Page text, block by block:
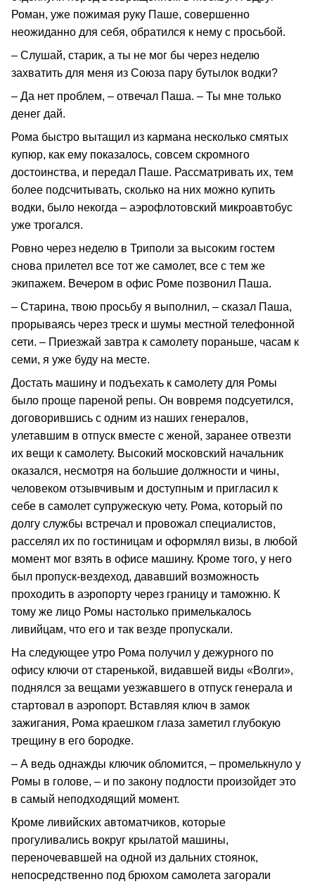
Роман, уже пожимая руку Паше, совершенно
неожиданно для себя, обратился к нему с просьбой.
– Слушай, старик, а ты не мог бы через неделю
захватить для меня из Союза пару бутылок водки?
– Да нет проблем, – отвечал Паша. – Ты мне только
денег дай.
Рома быстро вытащил из кармана несколько смятых
купюр, как ему показалось, совсем скромного
достоинства, и передал Паше. Рассматривать их, тем
более подсчитывать, сколько на них можно купить
водки, было некогда – аэрофлотовский микроавтобус
уже трогался.
Ровно через неделю в Триполи за высоким гостем
снова прилетел все тот же самолет, все с тем же
экипажем. Вечером в офис Роме позвонил Паша.
– Старина, твою просьбу я выполнил, – сказал Паша,
прорываясь через треск и шумы местной телефонной
сети. – Приезжай завтра к самолету пораньше, часам к
семи, я уже буду на месте.
Достать машину и подъехать к самолету для Ромы
было проще пареной репы. Он вовремя подсуетился,
договорившись с одним из наших генералов,
улетавшим в отпуск вместе с женой, заранее отвезти
их вещи к самолету. Высокий московский начальник
оказался, несмотря на большие должности и чины,
человеком отзывчивым и доступным и пригласил к
себе в самолет супружескую чету. Рома, который по
долгу службы встречал и провожал специалистов,
расселял их по гостиницам и оформлял визы, в любой
момент мог взять в офисе машину. Кроме того, у него
был пропуск‑вездеход, дававший возможность
проходить в аэропорту через границу и таможню. К
тому же лицо Ромы настолько примелькалось
ливийцам, что его и так везде пропускали.
На следующее утро Рома получил у дежурного по
офису ключи от старенькой, видавшей виды «Волги»,
поднялся за вещами уезжавшего в отпуск генерала и
стартовал в аэропорт. Вставляя ключ в замок
зажигания, Рома краешком глаза заметил глубокую
трещину в его бородке.
– А ведь однажды ключик обломится, – промелькнуло у
Ромы в голове, – и по закону подлости произойдет это
в самый неподходящий момент.
Кроме ливийских автоматчиков, которые
прогуливались вокруг крылатой машины,
переночевавшей на одной из дальних стоянок,
непосредственно под брюхом самолета загорали